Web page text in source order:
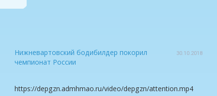
Нижневартовский бодибилдер покорил
чемпионат России
30.10.2018
https://depgzn.admhmao.ru/video/depgzn/attention.mp4